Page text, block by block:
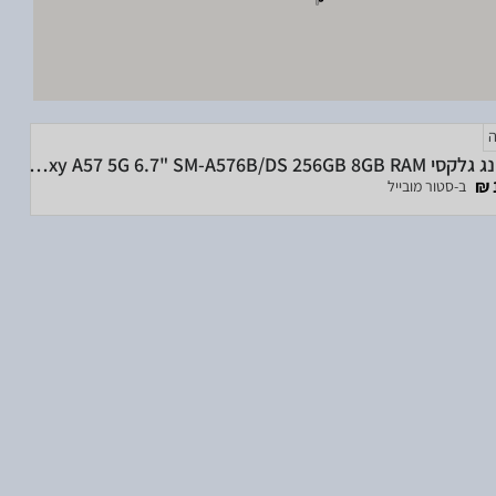
סמסונג גלקסי Samsung Galaxy A57 5G 6.7" SM-A576B/DS 256GB 8GB RAM
ב-סטור מובייל